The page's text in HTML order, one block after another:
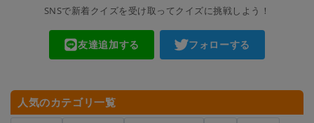
SNSで新着クイズを受け取ってクイズに挑戦しよう！
友達追加する フォローする
人気のカテゴリ一覧